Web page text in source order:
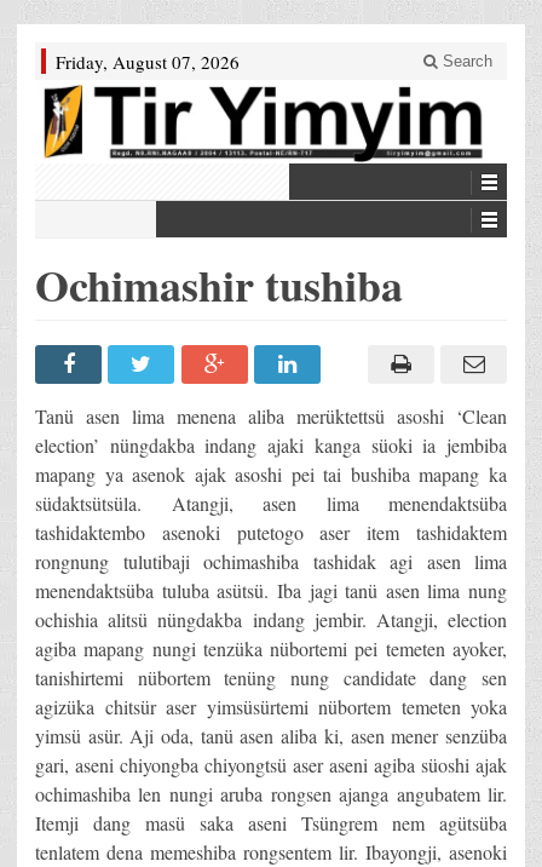
Friday, August 07, 2026 Search
Ochimashir tushiba
Tanü asen lima menena aliba merüktettsü asoshi ‘Clean
election’ nüngdakba indang ajaki kanga süoki ia jembiba
mapang ya asenok ajak asoshi pei tai bushiba mapang ka
südaktsütsüla. Atangji, asen lima menendaktsüba
tashidaktembo asenoki putetogo aser item tashidaktem
rongnung tulutibaji ochimashiba tashidak agi asen lima
menendaktsüba tuluba asütsü. Iba jagi tanü asen lima nung
ochishia alitsü nüngdakba indang jembir. Atangji, election
agiba mapang nungi tenzüka nübortemi pei temeten ayoker,
tanishirtemi nübortem tenüng nung candidate dang sen
agizüka chitsür aser yimsüsürtemi nübortem temeten yoka
yimsü asür. Aji oda, tanü asen aliba ki, asen mener senzüba
gari, aseni chiyongba chiyongtsü aser aseni agiba süoshi ajak
ochimashiba len nungi aruba rongsen ajanga angubatem lir.
Itemji dang masü saka aseni Tsüngrem nem agütsüba
tenlatem dena memeshiba rongsentem lir. Ibayongji, asenoki